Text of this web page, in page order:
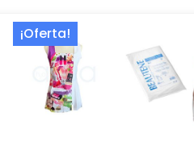
¡Oferta!
El
precio
original
era:
24,99 €.
precio
actual
14,99 €.